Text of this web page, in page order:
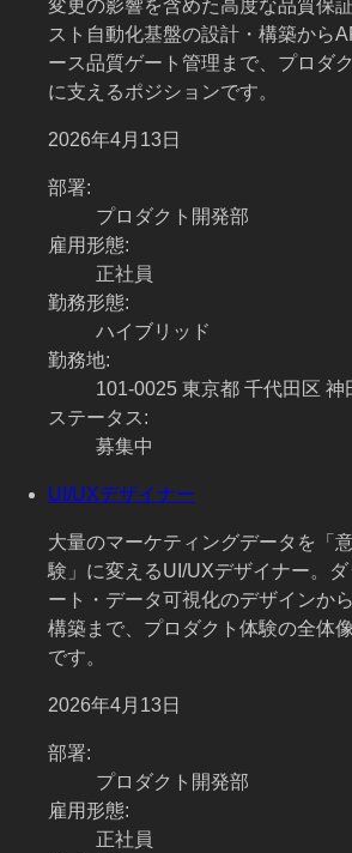
変更の影響を含めた高度な品質保
スト自動化基盤の設計・構築から
ース品質ゲート管理まで、プロダ
に支えるポジションです。
2026年4月13日
部署:
プロダクト開発部
雇用形態:
正社員
勤務形態:
ハイブリッド
勤務地:
101-0025 東京都 千代田区 神
ステータス:
募集中
UI/UXデザイナー
大量のマーケティングデータを「
験」に変えるUI/UXデザイナー。
ート・データ可視化のデザインか
構築まで、プロダクト体験の全体
です。
2026年4月13日
部署:
プロダクト開発部
雇用形態:
正社員